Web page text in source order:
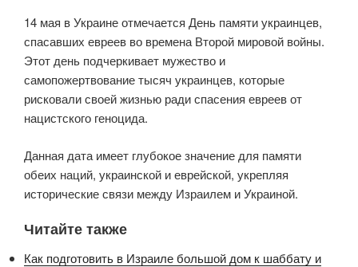
14 мая в Украине отмечается День памяти украинцев,
спасавших евреев во времена Второй мировой войны.
Этот день подчеркивает мужество и
самопожертвование тысяч украинцев, которые
рисковали своей жизнью ради спасения евреев от
нацистского геноцида.
Данная дата имеет глубокое значение для памяти
обеих наций, украинской и еврейской, укрепляя
исторические связи между Израилем и Украиной.
Читайте также
Как подготовить в Израиле большой дом к шаббату и